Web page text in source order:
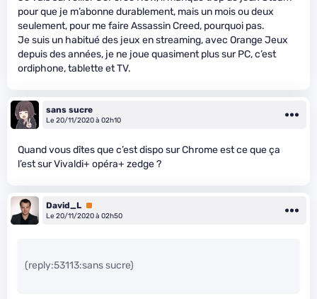
pour que je m’abonne durablement, mais un mois ou deux
seulement, pour me faire Assassin Creed, pourquoi pas.
Je suis un habitué des jeux en streaming, avec Orange Jeux
depuis des années, je ne joue quasiment plus sur PC, c’est
ordiphone, tablette et TV.
sans sucre
Le 20/11/2020 à 02h10
Quand vous dîtes que c’est dispo sur Chrome est ce que ça
l’est sur Vivaldi+ opéra+ zedge ?
David_L Premium
Le 20/11/2020 à 02h50
(reply:53113:sans sucre)